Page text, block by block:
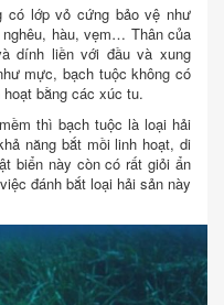
có lớp vỏ cứng bảo vệ như
hàu, vẹm… Thân của
dính liền với đầu và xung
mực, bạch tuộc không có
bằng các xúc tu.
thì bạch tuộc là loại hải
năng bắt mồi linh hoạt, di
biển này còn có rất giỏi ẩn
đánh bắt loại hải sản này